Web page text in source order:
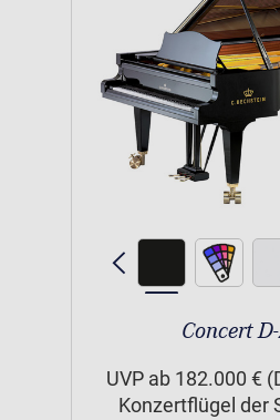
Concert
UVP ab 182.000 €
Konzertflügel der